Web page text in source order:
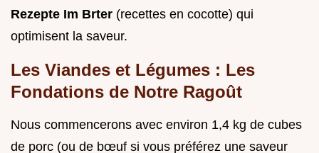
Rezepte Im Brter (recettes en cocotte) qui
optimisent la saveur.
Les Viandes et Légumes : Les
Fondations de Notre Ragoût
Nous commencerons avec environ 1,4 kg de cubes
de porc (ou de bœuf si vous préférez une saveur